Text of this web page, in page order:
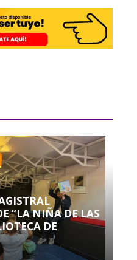
“LA NIÑA DE LAS
DE